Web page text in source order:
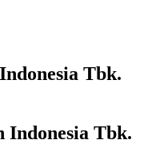
Tbk.
Indonesia Tbk.